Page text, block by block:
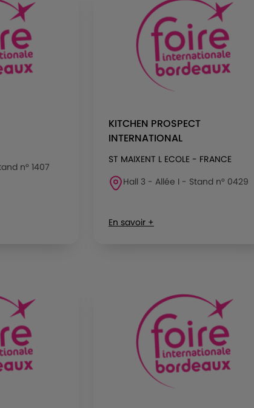
n° 1407
KITCHEN PROSPECT
INTERNATIONAL
ST MAIXENT L ECOLE - FRANCE
Hall 3 - Allée I - Stand n° 0429
En savoir +